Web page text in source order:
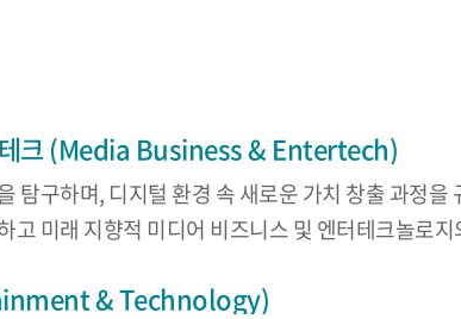
테크 (Media Business & Entertech)
탐구하며, 디지털 환경 속 새로운 가치 창출 과정
고 미래 지향적 미디어 비즈니스 및 엔터테크놀로
& Technology)